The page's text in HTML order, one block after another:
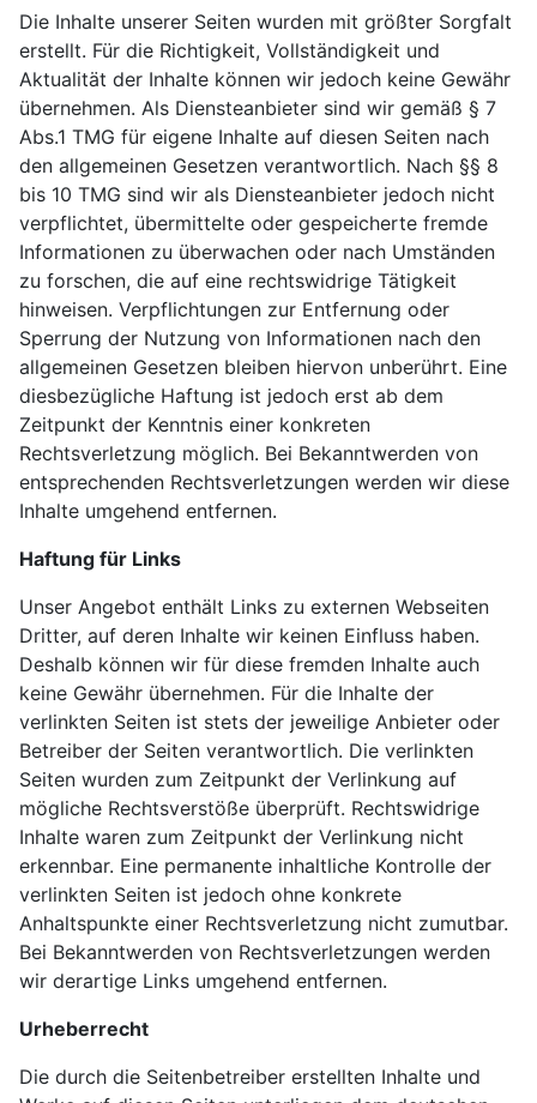
Die Inhalte unserer Seiten wurden mit größter Sorgfalt
erstellt. Für die Richtigkeit, Vollständigkeit und
Aktualität der Inhalte können wir jedoch keine Gewähr
übernehmen. Als Diensteanbieter sind wir gemäß § 7
Abs.1 TMG für eigene Inhalte auf diesen Seiten nach
den allgemeinen Gesetzen verantwortlich. Nach §§ 8
bis 10 TMG sind wir als Diensteanbieter jedoch nicht
verpflichtet, übermittelte oder gespeicherte fremde
Informationen zu überwachen oder nach Umständen
zu forschen, die auf eine rechtswidrige Tätigkeit
hinweisen. Verpflichtungen zur Entfernung oder
Sperrung der Nutzung von Informationen nach den
allgemeinen Gesetzen bleiben hiervon unberührt. Eine
diesbezügliche Haftung ist jedoch erst ab dem
Zeitpunkt der Kenntnis einer konkreten
Rechtsverletzung möglich. Bei Bekanntwerden von
entsprechenden Rechtsverletzungen werden wir diese
Inhalte umgehend entfernen.
Haftung für Links
Unser Angebot enthält Links zu externen Webseiten
Dritter, auf deren Inhalte wir keinen Einfluss haben.
Deshalb können wir für diese fremden Inhalte auch
keine Gewähr übernehmen. Für die Inhalte der
verlinkten Seiten ist stets der jeweilige Anbieter oder
Betreiber der Seiten verantwortlich. Die verlinkten
Seiten wurden zum Zeitpunkt der Verlinkung auf
mögliche Rechtsverstöße überprüft. Rechtswidrige
Inhalte waren zum Zeitpunkt der Verlinkung nicht
erkennbar. Eine permanente inhaltliche Kontrolle der
verlinkten Seiten ist jedoch ohne konkrete
Anhaltspunkte einer Rechtsverletzung nicht zumutbar.
Bei Bekanntwerden von Rechtsverletzungen werden
wir derartige Links umgehend entfernen.
Urheberrecht
Die durch die Seitenbetreiber erstellten Inhalte und